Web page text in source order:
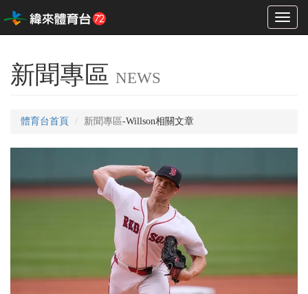
Toggle
新聞專區 NEWS
體育台首頁 新聞專區-Willson相關文章